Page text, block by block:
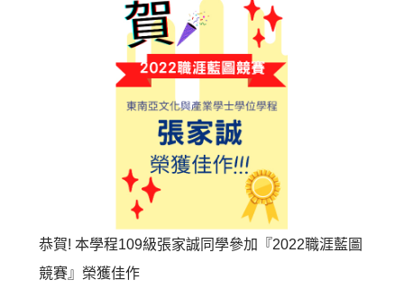
恭賀! 本學程109級張家誠同學參加『2022職涯藍圖
競賽』榮獲佳作